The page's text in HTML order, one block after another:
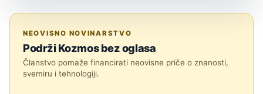
NEOVISNO NOVINARSTVO
Podrži Kozmos bez oglasa
Članstvo pomaže financirati neovisne priče o znanosti,
svemiru i tehnologiji.